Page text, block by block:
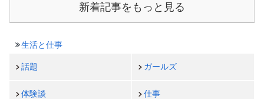
新着記事をもっと見る
生活と仕事
話題 ガールズ
体験談 仕事